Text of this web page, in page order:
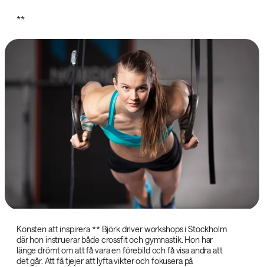
**
Konsten att inspirera ‌** Björk driver workshops i Stockholm
där hon instruerar både crossfit och gymnastik. Hon har
länge drömt om att få vara en förebild och få visa andra att
det går. Att få tjejer att lyfta vikter och fokusera på